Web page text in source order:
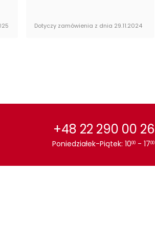
Dotyczy zamówienia z dnia 29.11.2024
+48 22 290 00 26
Poniedziałek-Piątek: 1000 - 1700